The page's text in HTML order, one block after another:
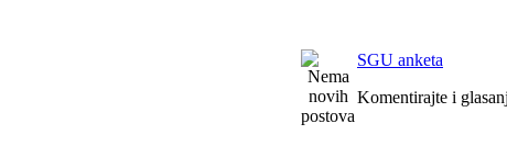
SGU anketa
Komentirajte i